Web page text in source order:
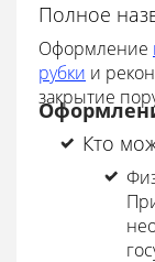
Полное
Оформление
рубки и
закрытие
Кто